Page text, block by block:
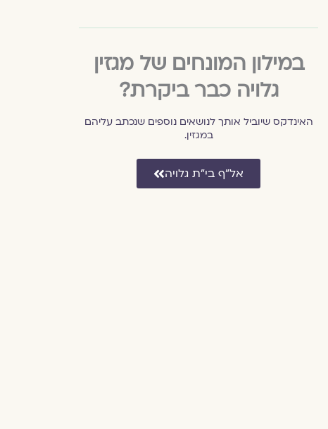
במילון המונחים של מגזין
גלויה כבר ביקרת?
האינדקס שיוביל אותך לנושאים נוספים שנכתב עליהם
במגזין.
אל״ף בי״ת גלויה